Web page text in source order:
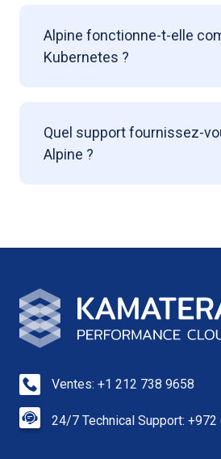
Alpine fonctionne-t-elle
Kubernetes ?
Quel support fournissez-
Alpine ?
Ventes: +1 212 738 9658
24/7 Technical Support: